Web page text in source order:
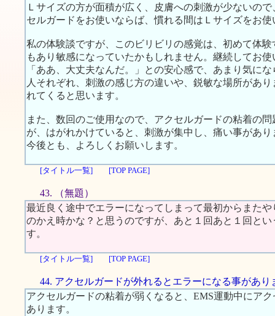
Ｌサイズの方が面積が広く、皮膚への刺激が少ないの
セルガードをお使いならば、慣れる間はＬサイズをお
私の体験談ですが、このビリビリの感覚は、初めて体
もあり敏感になっていたかもしれません。継続してお
「ああ、大丈夫なんだ。」との安心感で、あまり気に
人それぞれ、刺激の感じ方の違いや、鋭敏な場所があ
れてくると思います。
また、数回のご使用なので、アクセルガードの粘着の
が、はがれかけていると、刺激が集中し、痛い事があり
今後とも、よろしくお願いします。
[タイトル一覧] [TOP PAGE]
43. （無題）
最近良く途中でエラーになってしまって最初からまた
のかえ時かな？と思うのですが、あと１回あと１回と
す。
[タイトル一覧] [TOP PAGE]
44. アクセルガードが外れるとエラーになる事があり
アクセルガードの粘着が弱くなると、EMS運動中にア
あります。